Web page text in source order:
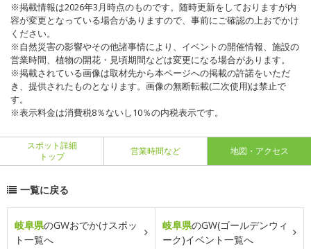
※掲載情報は2026年3月時点のものです。随時更新をしておりますが内
容が変更となっている場合がありますので、事前にご確認の上おでかけ
ください。
※自然災害の影響やその他諸事情により、イベントの開催情報、施設の
営業時間、植物の開花・見頃期間などは変更になる場合があります。
※掲載されている画像は取材先から本ページへの掲載の許諾をいただ
き、提供されたものとなります。画像の無断転載(二次使用)は禁止で
す。
※表示料金は消費税8％ないし10％の内税表示です。
スポット詳細
トップ
営業時間など 地図・アクセス
一覧に戻る
岐阜県のGWおでかけスポッ
ト一覧へ
岐阜県のGW(ゴールデンウィ
ーク)イベント一覧へ